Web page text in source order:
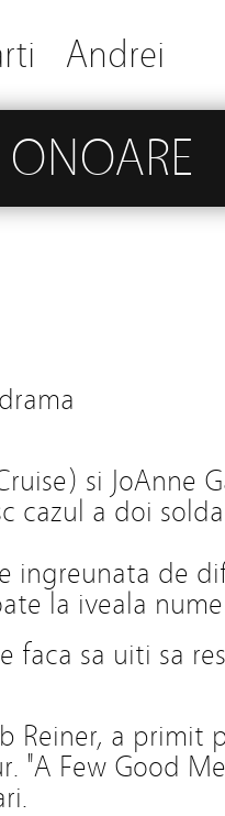
Andrei
si
cazul a doi
ingreunata de
la iveala
faca sa uiti sa
Reiner, a
"A Few Good